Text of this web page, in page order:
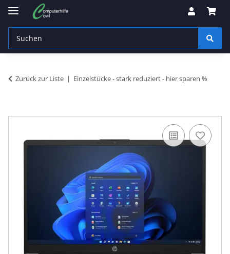
Zurück zur Liste Einzelstücke - stark reduziert - hier sparen %